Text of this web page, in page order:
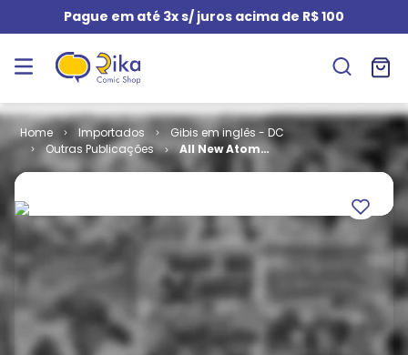
Pague em até 3x s/ juros acima de R$ 100
Importados
Gibis em inglês - DC
Outras Publicações
All New Atom
# 04